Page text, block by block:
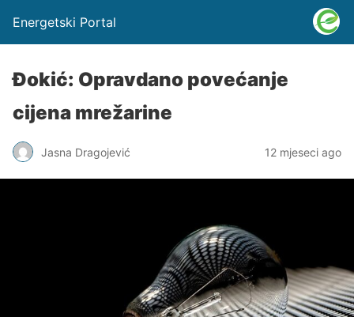
Energetski Portal
Đokić: Opravdano povećanje
cijena mrežarine
Jasna Dragojević 12 mjeseci ago